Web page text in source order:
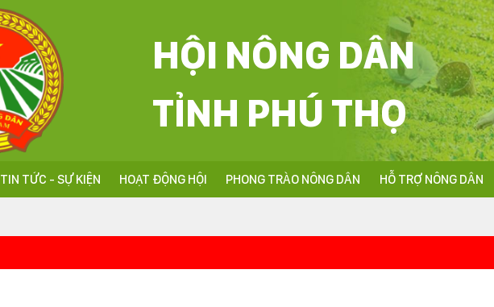
HỘI NÔNG DÂN
TỈNH PHÚ THỌ
TIN TỨC - SỰ KIỆN HOẠT ĐỘNG HỘI PHONG TRÀO NÔNG DÂN HỖ TRỢ NÔNG DÂN
<<<Nhiệt liệt